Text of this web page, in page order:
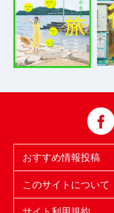
おすすめ情報投稿
このサイトについて